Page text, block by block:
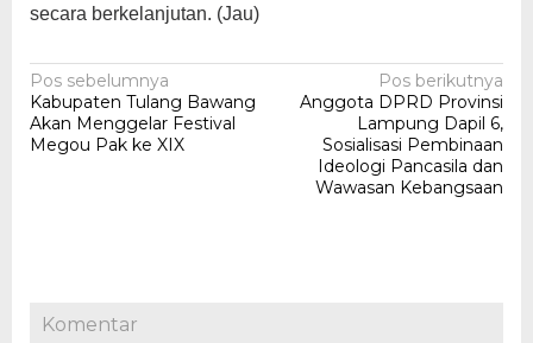
secara berkelanjutan. (Jau)
Navigasi
pos
Pos sebelumnya
Kabupaten Tulang Bawang
Akan Menggelar Festival
Megou Pak ke XIX
Pos berikutnya
Anggota DPRD Provinsi
Lampung Dapil 6,
Sosialisasi Pembinaan
Ideologi Pancasila dan
Wawasan Kebangsaan
Komentar